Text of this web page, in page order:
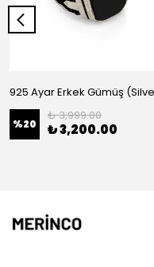
%20
₺ 3,999.00
₺ 3,200.00